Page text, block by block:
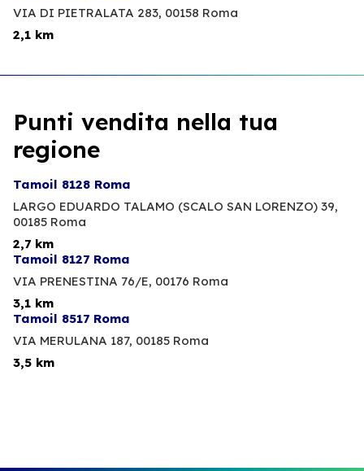
VIA DI PIETRALATA 283, 00158 Roma
2,1 km
Punti vendita nella tua
regione
Tamoil 8128 Roma
LARGO EDUARDO TALAMO (SCALO SAN LORENZO) 39,
00185 Roma
2,7 km
Tamoil 8127 Roma
VIA PRENESTINA 76/E, 00176 Roma
3,1 km
Tamoil 8517 Roma
VIA MERULANA 187, 00185 Roma
3,5 km